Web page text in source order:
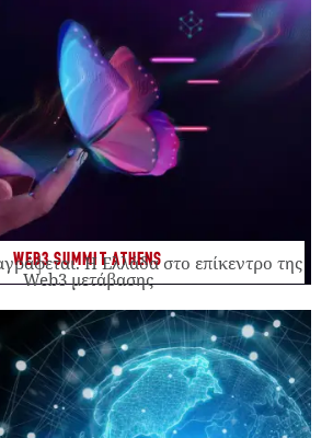
WEB3 SUMMIT ATHENS
Η Ελλάδα στο επίκεντρο της
Web3 μετάβασης